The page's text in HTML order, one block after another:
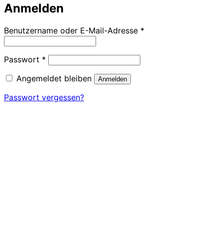
Anmelden
Benutzername oder E-Mail-Adresse *
Passwort * Erforderlich
Angemeldet bleiben
Anmelden
Passwort vergessen?